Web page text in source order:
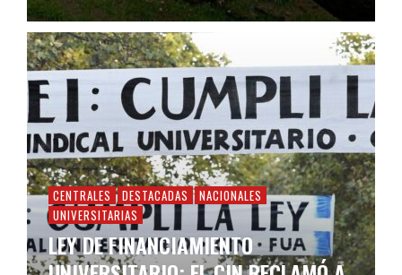
CENTRALES DESTACADAS
NACIONALES
UNIVERSITARIAS
LEY DE FINANCIAMIENTO